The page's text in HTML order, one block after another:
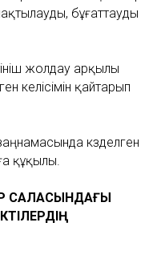
бұғаттауды
жолдау арқылы
келісімін қайтарып
көзделген
құқылы.
САЛАСЫНДАҒЫ